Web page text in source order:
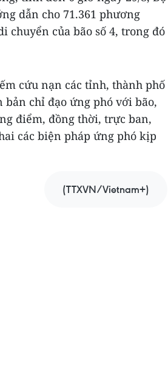
dẫn cho 71.361 phương
chuyển của bão số 4, trong đó
cứu nạn các tỉnh, thành phố
bản chỉ đạo ứng phó với bão,
điểm, đồng thời, trực ban,
các biện pháp ứng phó kịp
(TTXVN/Vietnam+)